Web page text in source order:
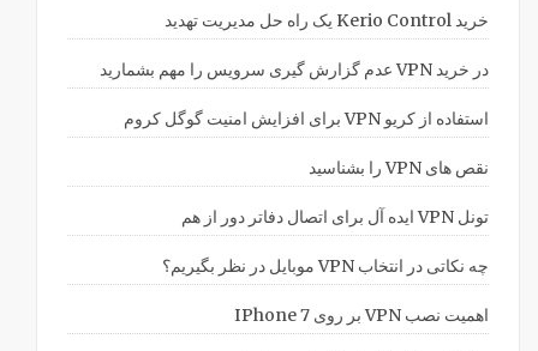
خرید Kerio Control یک راه حل مدیریت تهدید
در خرید VPN عدم گزارش گیری سرویس را مهم بشمارید
استفاده از کریو VPN برای افزایش امنیت گوگل کروم
نقص های VPN را بشناسید
تونل VPN ایده آل برای اتصال دفاتر دور از هم
چه نکاتی در انتخاب VPN موبایل در نظر بگیریم؟
اهمیت نصب VPN بر روی IPhone 7